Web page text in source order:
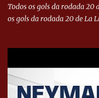
Todos os gols da rodada 20
os gols da rodada 20 de La